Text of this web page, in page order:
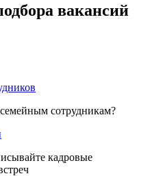
вакансий
сотрудникам?
кадровые